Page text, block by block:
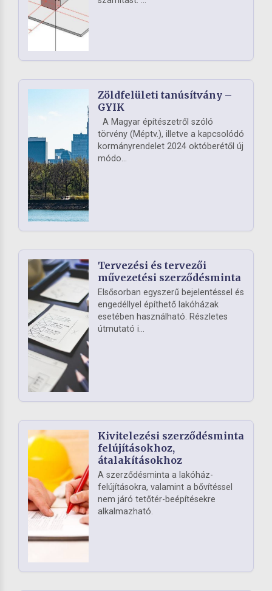
Zöldfelületi tanúsítvány –
GYIK
A Magyar építészetről szóló
törvény (Méptv.), illetve a kapcsolódó
kormányrendelet 2024 októberétől új
módo...
Tervezési és tervezői
művezetési szerződésminta
Elsősorban egyszerű bejelentéssel és
engedéllyel építhető lakóházak
esetében használható. Részletes
útmutató i...
Kivitelezési szerződésminta
felújításokhoz,
átalakításokhoz
A szerződésminta a lakóház-
felújításokra, valamint a bővítéssel
nem járó tetőtér-beépítésekre
alkalmazható.